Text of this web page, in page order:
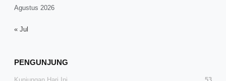
Agustus 2026
« Jul
PENGUNJUNG